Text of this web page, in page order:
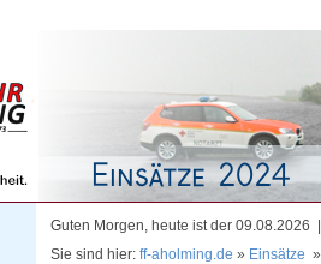
Guten Morgen, heute ist der
Sie sind hier: ff-aholming.de » Einsätze